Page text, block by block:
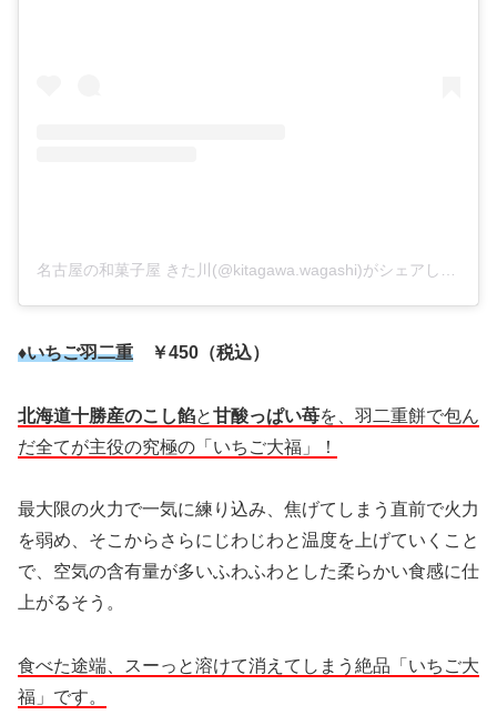
♦いちご羽二重 ￥450（税込）
北海道十勝産のこし餡と甘酸っぱい苺を、羽二重餅で包ん
だ全てが主役の究極の「いちご大福」！
最大限の火力で一気に練り込み、焦げてしまう直前で火力
を弱め、そこからさらにじわじわと温度を上げていくこと
で、空気の含有量が多いふわふわとした柔らかい食感に仕
上がるそう。
食べた途端、スーっと溶けて消えてしまう絶品「いちご大
福」です。